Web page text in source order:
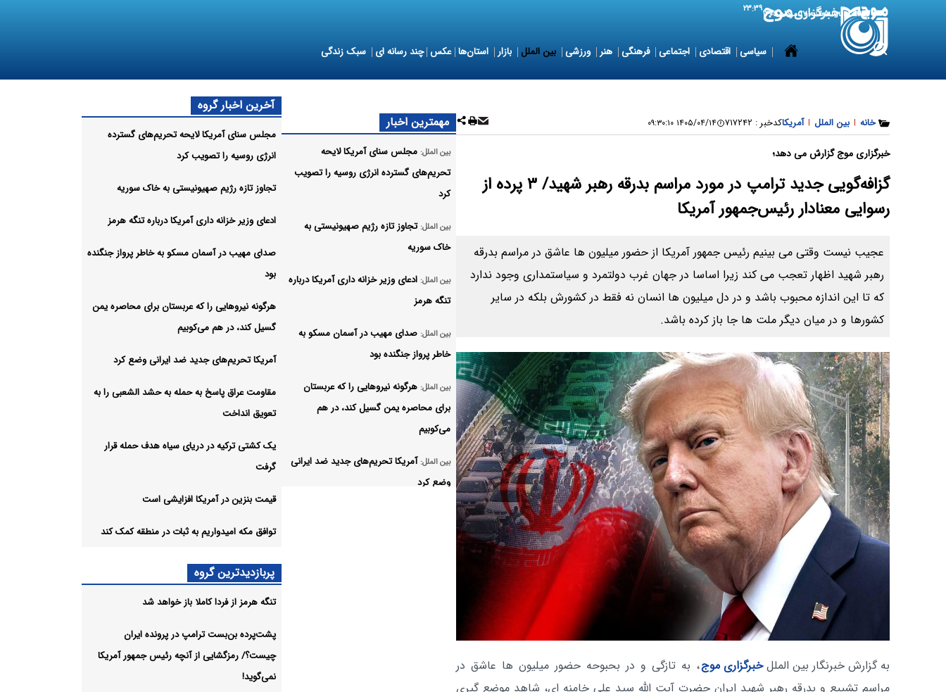
8 August 2026 شنبه ۱۷ مرداد ۱۴۰۵ ۲۳:۳۹
سیاسی اقتصادی اجتماعی فرهنگی هنر ورزشی بین الملل بازار استان‌ها عکس چند رسانه ای سبک زندگی
خانه | بین الملل | آمریکاکدخبر : ۷۱۷۲۴۲ ۱۴۰۵/۰۴/۱۴ ۰۹:۳۰:۱۰
خبرگزاری موج گزارش می دهد؛
گزافه‌گویی جدید ترامپ در مورد مراسم بدرقه رهبر شهید/ ۳ پرده از
رسوایی معنادار رئیس‌جمهور آمریکا
عجیب نیست وقتی می بینیم رئیس جمهور آمریکا از حضور میلیون ها عاشق در مراسم بدرقه
رهبر شهید اظهار تعجب می کند زیرا اساسا در جهان غرب دولتمرد و سیاستمداری وجود ندارد
که تا این اندازه محبوب باشد و در دل میلیون ها انسان نه فقط در کشورش بلکه در سایر
کشورها و در میان دیگر ملت ها جا باز کرده باشد.
به گزارش خبرنگار بین المللخبرگزاری موج، به تازگی و در بحبوحه حضور میلیون ها عاشق در
مراسم تشییع و بدرقه رهبر شهید ایران حضرت آیت الله سید علی خامنه ای، شاهد موضع گیری
مهمترین اخبار
بین الملل: مجلس سنای آمریکا لایحه
تحریم‌های گسترده انرژی روسیه را تصویب
کرد
بین الملل: تجاوز تازه رژیم صهیونیستی به
خاک سوریه
بین الملل: ادعای وزیر خزانه داری آمریکا درباره
تنگه هرمز
بین الملل: صدای مهیب در آسمان مسکو به
خاطر پرواز جنگنده بود
بین الملل: هرگونه نیروهایی را که عربستان
برای محاصره یمن گسیل کند، در هم
می‌کوبیم
بین الملل: آمریکا تحریم‌های جدید ضد ایرانی
وضع کرد
آخرین اخبار گروه
مجلس سنای آمریکا لایحه تحریم‌های گسترده
انرژی روسیه را تصویب کرد
تجاوز تازه رژیم صهیونیستی به خاک سوریه
ادعای وزیر خزانه داری آمریکا درباره تنگه هرمز
صدای مهیب در آسمان مسکو به خاطر پرواز جنگنده
بود
هرگونه نیروهایی را که عربستان برای محاصره یمن
گسیل کند، در هم می‌کوبیم
آمریکا تحریم‌های جدید ضد ایرانی وضع کرد
مقاومت عراق پاسخ به حمله به حشد الشعبی را به
تعویق انداخت
یک کشتی ترکیه در دریای سیاه هدف حمله قرار
گرفت
قیمت بنزین در آمریکا افزایشی است
توافق مکه امیدواریم به ثبات در منطقه کمک کند
پربازدیدترین گروه
تنگه هرمز از فردا کاملا باز خواهد شد
پشت‌پرده بن‌بست ترامپ در پرونده ایران
چیست؟/ رمزگشایی از آنچه رئیس جمهور آمریکا
نمی‌گوید!